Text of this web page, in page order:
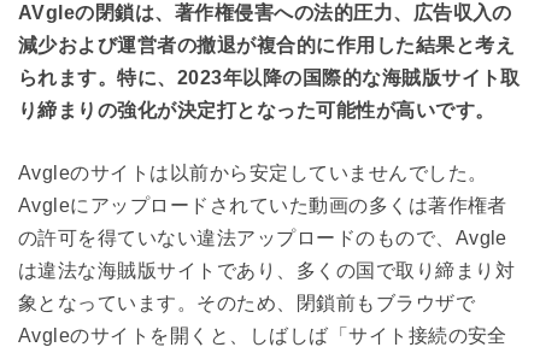
AVgleの閉鎖は、著作権侵害への法的圧力、広告収入の
減少および運営者の撤退が複合的に作用した結果と考え
られます。特に、2023年以降の国際的な海賊版サイト取
り締まりの強化が決定打となった可能性が高いです。
Avgleのサイトは以前から安定していませんでした。
Avgleにアップロードされていた動画の多くは著作権者
の許可を得ていない違法アップロードのもので、Avgle
は違法な海賊版サイトであり、多くの国で取り締まり対
象となっています。そのため、閉鎖前もブラウザで
Avgleのサイトを開くと、しばしば「サイト接続の安全